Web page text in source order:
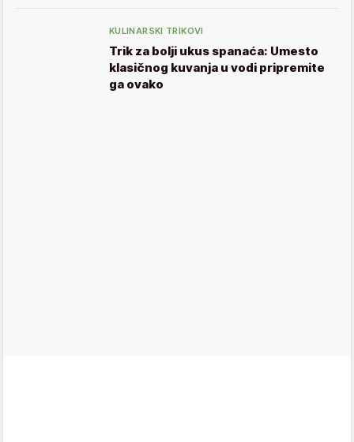
KULINARSKI TRIKOVI
Trik za bolji ukus spanaća: Umesto
klasičnog kuvanja u vodi pripremite
ga ovako